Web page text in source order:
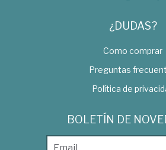
¿DUDAS?
Como comprar
Preguntas
Política de
BOLETÍN DE